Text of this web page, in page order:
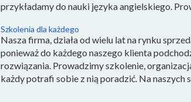
przykładamy do nauki języka angielskiego.
Szkolenia dla każdego
Nasza firma, działa od wielu lat na rynku
ponieważ do każdego naszego klienta
rozwiązania. Prowadzimy szkolenie,
każdy potrafi sobie z nią poradzić. Na naszych